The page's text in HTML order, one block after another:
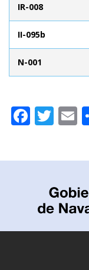
IR-008
II-095b
N-001